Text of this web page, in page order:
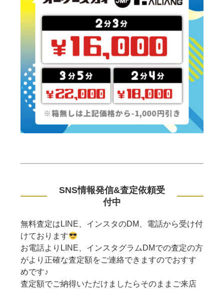
SNS情報発信&査定依頼受
付中
無料査定はLINE、インスタのDM、電話から受け付
けております
お電話よりLINE、インスタグラムDMでの査定の方
がより正確な査定額をご連絡できますのでおすす
めです♪
査定額でご納得いただけましたらそのままご来店